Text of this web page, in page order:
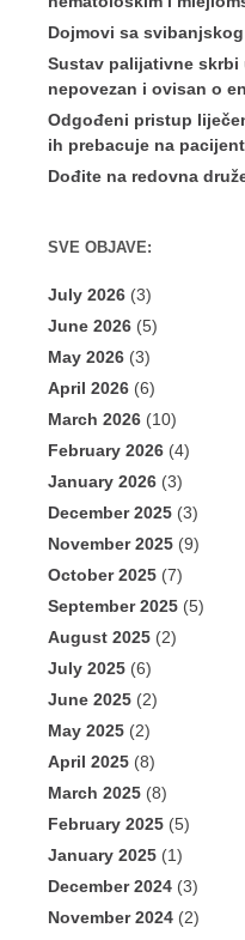
Dojmovi sa
Sustav palijativne skrbi
nepovezan i ovisan o
Odgođeni pristup
ih prebacuje na
Dođite na redovna
SVE OBJAVE:
July 2026 (3)
June 2026 (5)
May 2026 (3)
April 2026 (6)
March 2026 (10)
February 2026 (4)
January 2026 (3)
December 2025 (3)
November 2025 (9)
October 2025 (7)
September 2025 (5)
August 2025 (2)
July 2025 (6)
June 2025 (2)
May 2025 (2)
April 2025 (8)
March 2025 (8)
February 2025 (5)
January 2025 (1)
December 2024 (3)
November 2024 (2)